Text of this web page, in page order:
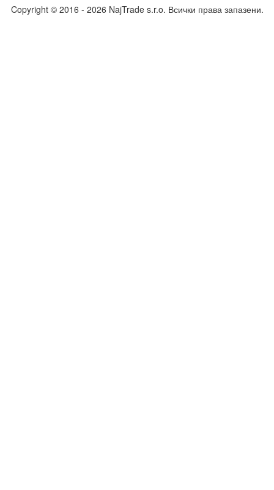
Copyright © 2016 - 2026 NajTrade s.r.o. Всички права запазени.